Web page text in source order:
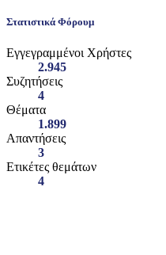
Στατιστικά Φόρουμ
Εγγεγραμμένοι Χρήστες
2.945
Συζητήσεις
4
Θέματα
1.899
Απαντήσεις
3
Ετικέτες θεμάτων
4